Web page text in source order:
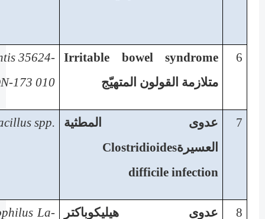
6
Irritable bowel syndrome
متلازمة القولون المتهيّج
35624-
173 010
7
عدوى المطثية
العسيرةClostridioides
difficile infection
spp.
8
عدوى هيليكوباكتر
La-